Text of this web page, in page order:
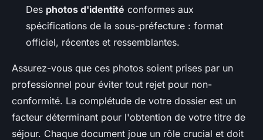
Des photos d'identité conformes aux
spécifications de la sous-préfecture : format
officiel, récentes et ressemblantes.
Assurez-vous que ces photos soient prises par un
professionnel pour éviter tout rejet pour non-
conformité. La complétude de votre dossier est un
facteur déterminant pour l'obtention de votre titre de
séjour. Chaque document joue un rôle crucial et doit